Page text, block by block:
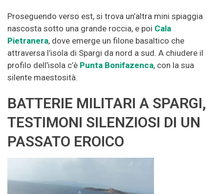
Proseguendo verso est, si trova un’altra mini spiaggia
nascosta sotto una grande roccia, e poi Cala
Pietranera, dove emerge un filone basaltico che
attraversa l’isola di Spargi da nord a sud. A chiudere il
profilo dell’isola c’è Punta Bonifazenca, con la sua
silente maestosità.
BATTERIE MILITARI A SPARGI,
TESTIMONI SILENZIOSI DI UN
PASSATO EROICO